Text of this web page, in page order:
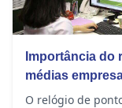
Importância do
médias
O relógio de